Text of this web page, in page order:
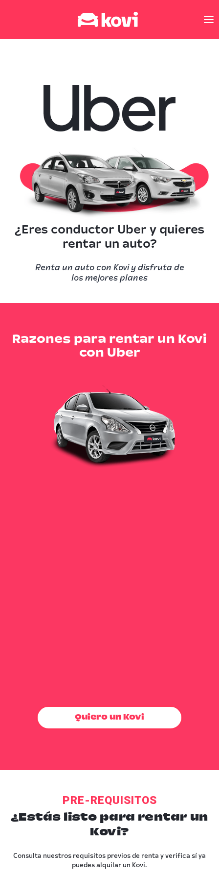
¿Eres conductor Uber y quieres
rentar un auto?
Renta un auto con Kovi y disfruta de
los mejores planes
Razones para rentar un Kovi
con Uber
Quiero un Kovi
PRE-REQUISITOS
¿Estás listo para rentar un
Kovi?
Consulta nuestros requisitos previos de renta y verifica sí ya
puedes alquilar un Kovi.